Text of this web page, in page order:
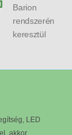
Barion
rendszerén
keresztül
LED
akkor